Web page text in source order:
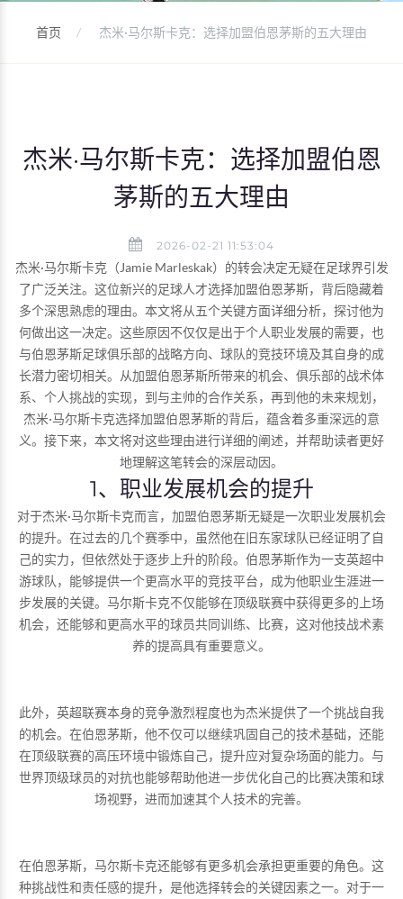
首页 杰米·马尔斯卡克：选择加盟伯恩茅斯的五大理由
杰米·马尔斯卡克：选择加盟伯恩
茅斯的五大理由
2026-02-21 11:53:04
杰米·马尔斯卡克（Jamie Marleskak）的转会决定无疑在足球界引发
了广泛关注。这位新兴的足球人才选择加盟伯恩茅斯，背后隐藏着
多个深思熟虑的理由。本文将从五个关键方面详细分析，探讨他为
何做出这一决定。这些原因不仅仅是出于个人职业发展的需要，也
与伯恩茅斯足球俱乐部的战略方向、球队的竞技环境及其自身的成
长潜力密切相关。从加盟伯恩茅斯所带来的机会、俱乐部的战术体
系、个人挑战的实现，到与主帅的合作关系，再到他的未来规划，
杰米·马尔斯卡克选择加盟伯恩茅斯的背后，蕴含着多重深远的意
义。接下来，本文将对这些理由进行详细的阐述，并帮助读者更好
地理解这笔转会的深层动因。
1、职业发展机会的提升
对于杰米·马尔斯卡克而言，加盟伯恩茅斯无疑是一次职业发展机会
的提升。在过去的几个赛季中，虽然他在旧东家球队已经证明了自
己的实力，但依然处于逐步上升的阶段。伯恩茅斯作为一支英超中
游球队，能够提供一个更高水平的竞技平台，成为他职业生涯进一
步发展的关键。马尔斯卡克不仅能够在顶级联赛中获得更多的上场
机会，还能够和更高水平的球员共同训练、比赛，这对他技战术素
养的提高具有重要意义。
此外，英超联赛本身的竞争激烈程度也为杰米提供了一个挑战自我
的机会。在伯恩茅斯，他不仅可以继续巩固自己的技术基础，还能
在顶级联赛的高压环境中锻炼自己，提升应对复杂场面的能力。与
世界顶级球员的对抗也能够帮助他进一步优化自己的比赛决策和球
场视野，进而加速其个人技术的完善。
在伯恩茅斯，马尔斯卡克还能够有更多机会承担更重要的角色。这
种挑战性和责任感的提升，是他选择转会的关键因素之一。对于一